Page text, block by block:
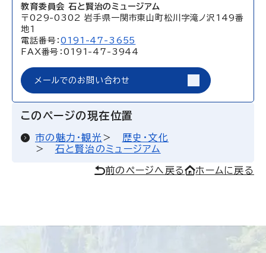
教育委員会 石と賢治のミュージアム
〒029-0302 岩手県一関市東山町松川字滝ノ沢149番
地1
電話番号：0191-47-3655
FAX番号：0191-47-3944
メールでのお問い合わせ
このページの現在位置
市の魅力・観光
歴史・文化
石と賢治のミュージアム
前のページへ戻る ホームに戻る